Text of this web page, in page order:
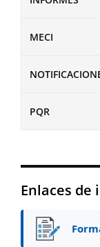
MECI
PQR
Enlaces de